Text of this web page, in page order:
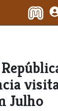
Julho